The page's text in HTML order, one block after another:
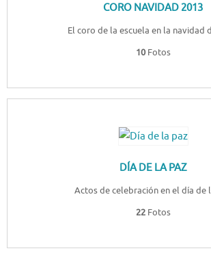
CORO NAVIDAD 2013
El coro de la escuela en la navidad
10Fotos
DÍA DE LA PAZ
Actos de celebración en el día de
22Fotos